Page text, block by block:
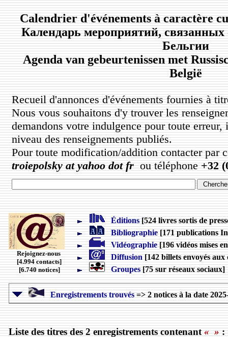
Calendrier d'événements à caractère
Календарь мероприятий, связанных
Бельгии
Agenda van gebeurtenissen met
België
Recueil d'annonces d'événements fournies à
Nous vous souhaitons d'y trouver les
demandons votre indulgence pour toute
niveau des renseignements publiés.
Pour toute modification/addition contacter par
troiepolsky at yahoo dot frou téléphone+32
Rejoignez-nous
[4.994 contacts]
[6.740 notices]
Éditions[524 livres sortis de
Bibliographie[171 publications
Vidéographie[196 vidéos mises
Diffusion[142 billets envoyés aux
Groupes[75 sur réseaux sociaux]
Enregistrements trouvés=> 2 notices à la date
Liste des titres des 2 enregistrements contenant« »: